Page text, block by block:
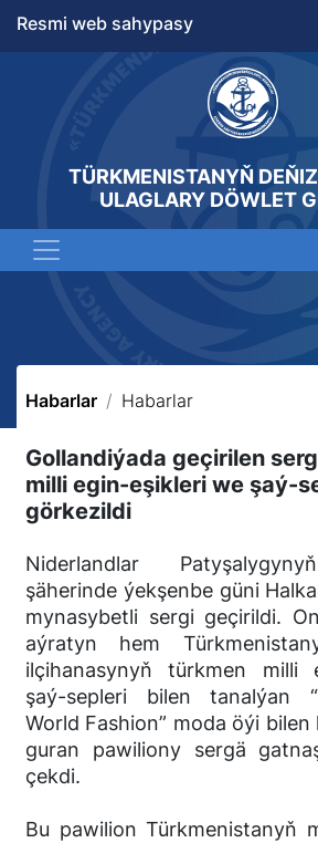
Resmi web sahypasy
TÜRKMENISTANYŇ
ULAGLARY DÖWLET
Habarlar Habarlar
Gollandiýada geçirilen
milli egin-eşikleri we şaý-
görkezildi
Niderlandlar
şäherinde ýekşenbe güni
mynasybetli sergi geçirildi.
aýratyn hem
ilçihanasynyň türkmen milli
şaý-sepleri bilen tanalýan
World Fashion” moda öýi
guran pawiliony sergä
çekdi.
Bu pawilion Türkmenistanyň